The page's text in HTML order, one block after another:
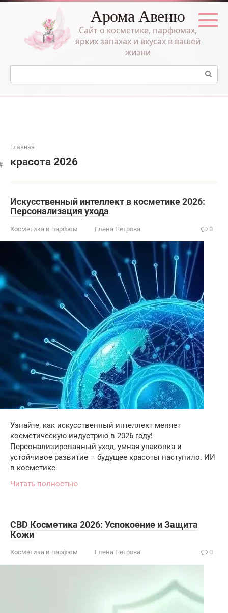
Перейти
Арома Авеню
Сайт о косметике, парфюмах,
ярких запахах и вкусах в вашей
жизни
Поиск:
Главная
красота 2026
Искусственный интеллект в косметике 2026:
Персонализация ухода
Косметика и парфюм Елена Петрова 0
Узнайте, как искусственный интеллект меняет
косметическую индустрию в 2026 году!
Персонализированный уход, умная упаковка и
устойчивое развитие – будущее красоты наступило. ИИ
в косметике.
Читать полностью
CBD Косметика 2026: Успокоение и Защита
Кожи
Косметика и парфюм Елена Петрова 0